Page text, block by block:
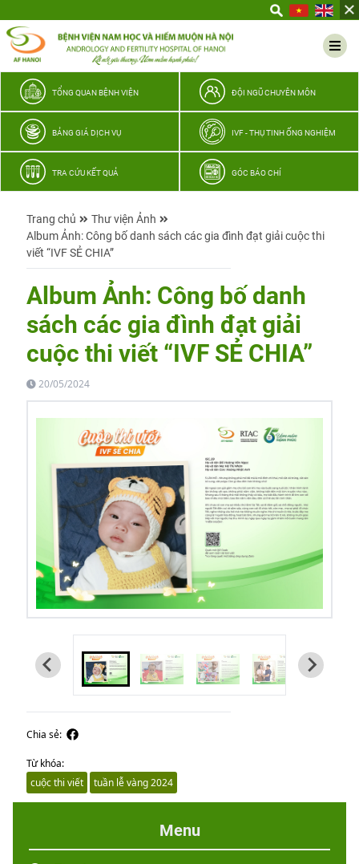
thương
TỔNG QUAN BỆNH VIỆN ĐỘI NGŨ CHUYÊN MÔN
BẢNG GIÁ DỊCH VỤ IVF - THỤ TINH ỐNG NGHIỆM
TRA CỨU KẾT QUẢ GÓC BÁO CHÍ
Trang chủ
Thư viện Ảnh
Album Ảnh: Công bố danh sách các gia đình đạt giải cuộc thi
viết “IVF SẺ CHIA”
Album Ảnh: Công bố danh
sách các gia đình đạt giải
cuộc thi viết “IVF SẺ CHIA”
20/05/2024
Chia sẻ:
Từ khóa:
cuộc thi viết
tuần lễ vàng 2024
Menu